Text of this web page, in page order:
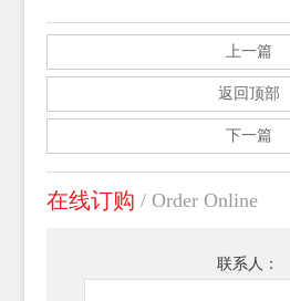
上一篇
返回顶部
下一篇
在线订购 / Order Online
联系人：